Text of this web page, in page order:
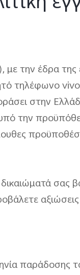
την έδρα
τηλέφωνο
στην
την